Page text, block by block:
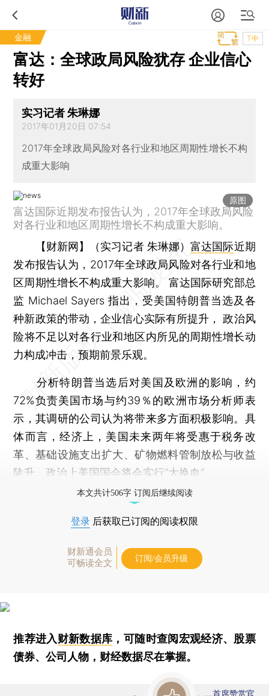
金融 T中
富达：全球政局风险犹存 企业信心
转好
实习记者 朱琳娜
2017年01月20日 07:54
2017年全球政局风险对各行业和地区周期性增长不构
成重大影响
原图
富达国际近期发布报告认为，2017年全球政局风险
对各行业和地区周期性增长不构成重大影响。
【财新网】（实习记者 朱琳娜）富达国际近期
发布报告认为，2017年全球政局风险对各行业和地
区周期性增长不构成重大影响。 富达国际研究部总
监 Michael Sayers 指出，受美国特朗普当选及各
种新政策的带动，企业信心实际有所提升， 政治风
险将不足以对各行业和地区内所见的周期性增长动
力构成冲击，预期前景乐观。
分析特朗普当选后对美国及欧洲的影响，约
72%负责美国市场与约39％的欧洲市场分析师表
示，其调研的公司认为将带来多方面积极影响。具
体而言，经济上，美国未来两年将受惠于税务改
革、基础设施支出扩大、矿物燃料管制放松与收益
陡升。政治上美国国会将会实行“大换血”。
本文共计506字 订阅后继续阅读
登录 后获取已订阅的阅读权限
财新通会员
可畅读全文
订阅/会员升级
推荐进入财新数据库 ，可随时查阅宏观经济、股票
债券、公司人物，财经数据尽在掌握。
首席赞赏官